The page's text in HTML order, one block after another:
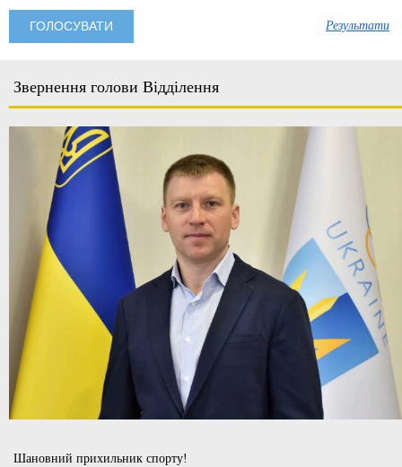
Результати
Звернення голови Відділення
Шановний прихильник спорту!